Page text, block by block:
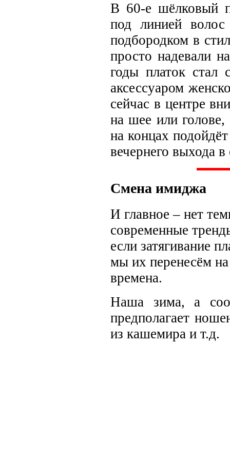
В 60-е шёлковый
под линией
подбородком в
просто надевали
годы платок
аксессуаром
сейчас в центре
на шее или
на концах
вечернего выхода в
Смена имиджа
И главное – нет
современные
если затягивание
мы их перенесём
времена.
Наша зима, а
предполагает
из кашемира и т.д.